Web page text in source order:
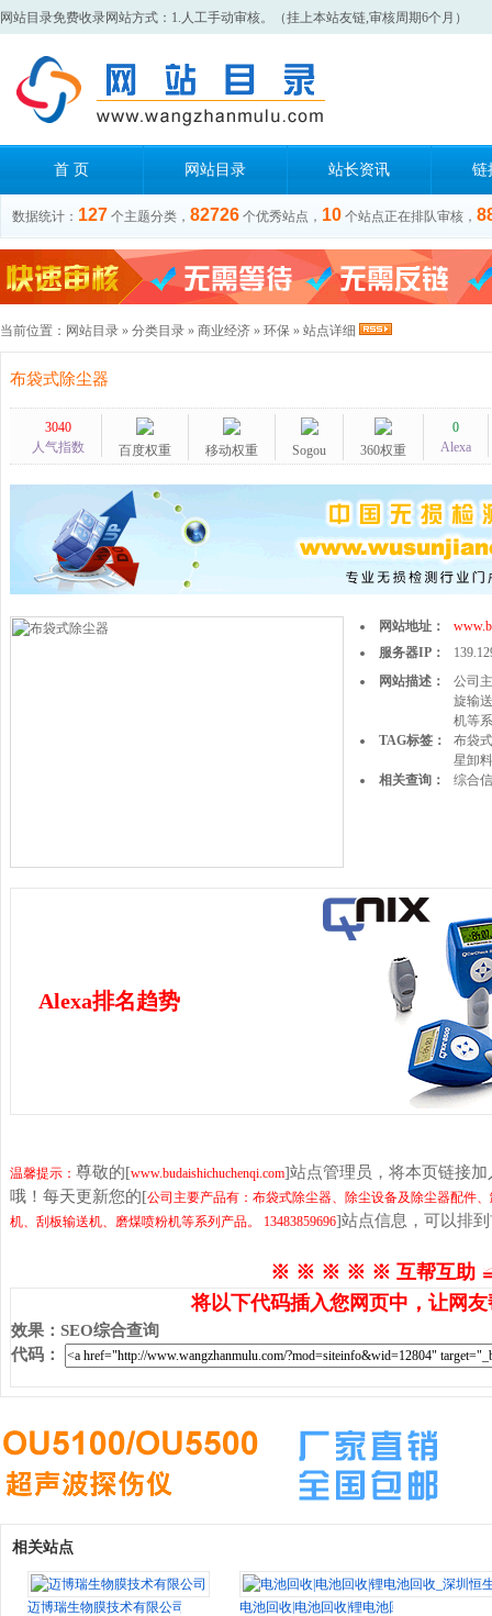
网站目录免费收录网站方式：1.人工手动审核。（挂上本站友链,审核周期6个月）
首 页 网站目录 站长资讯 链
数据统计： 127 个主题分类， 82726 个优秀站点， 10 个站点正在排队审核，
当前位置： 网站目录 » 分类目录 » 商业经济 » 环保 » 站点详细
布袋式除尘器
3040
人气指数
百度权重 移动权重 Sogou 360权重
0
Alexa
网站地址：
服务器IP：
网站描述：
公司
旋输
机等
TAG标签：
布袋
星卸
相关查询：
综合
Alexa排名趋势
温馨提示： 尊敬的[www.budaishichuchenqi.com]站点管理员，将本页链接
哦！每天更新您的[公司主要产品有：布袋式除尘器、除尘设备及除尘器配件
机、刮板输送机、磨煤喷粉机等系列产品。 13483859696]站点信息，可以排
※ ※ ※ ※ ※ 互帮互助
将以下代码插入您网页中，让网
效果 ： SEO综合查询
代码 ：
相关站点
迈博瑞生物膜技术有限公司 电池回收|电池回收|锂电池回收_深圳恒生